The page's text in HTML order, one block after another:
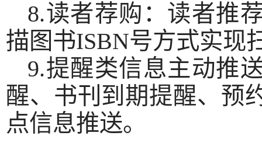
8.读者荐购：读者推
描图书ISBN号方式实现
9.提醒类信息主动推
醒、书刊到期提醒、预
点信息推送。